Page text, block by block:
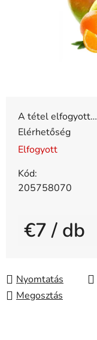
A tétel elfogyott…
Elérhetőség
Elfogyott
Kód:
205758070
€7/ db
Nyomtatás
Megosztás